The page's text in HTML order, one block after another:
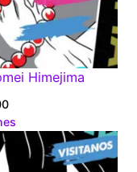
Himejima
Price
range:
$180.00
through